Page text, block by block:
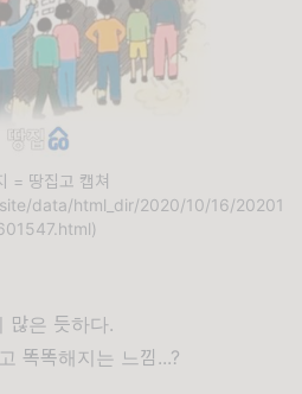
= 땅집고 캡쳐
data/html_dir/2020/10/16/20201
많은 듯하다.
똑똑해지는 느낌...?